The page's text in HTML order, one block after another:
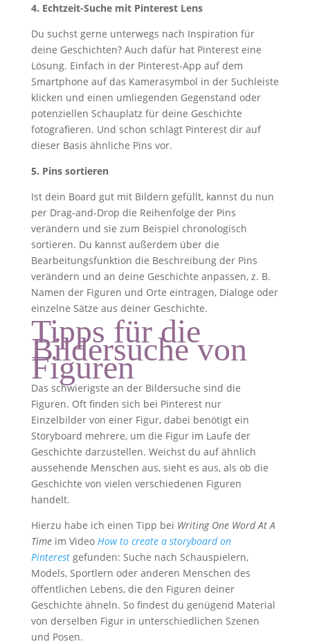
4. Echtzeit-Suche mit Pinterest Lens
Du suchst gerne unterwegs nach Inspiration für
deine Geschichten? Auch dafür hat Pinterest eine
Lösung. Einfach in der Pinterest-App auf dem
Smartphone auf das Kamerasymbol in der Suchleiste
klicken und einen umliegenden Gegenstand oder
potenziellen Schauplatz für deine Geschichte
fotografieren. Und schon schlägt Pinterest dir auf
dieser Basis ähnliche Pins vor.
5. Pins sortieren
Ist dein Board gut mit Bildern gefüllt, kannst du nun
per Drag-and-Drop die Reihenfolge der Pins
verändern und sie zum Beispiel chronologisch
sortieren. Du kannst außerdem über die
Bearbeitungsfunktion die Beschreibung der Pins
verändern und an deine Geschichte anpassen, z. B.
Namen der Figuren und Orte eintragen, Dialoge oder
einzelne Sätze aus deiner Geschichte.
Tipps für die
Bildersuche von
Figuren
Das schwierigste an der Bildersuche sind die
Figuren. Oft finden sich bei Pinterest nur
Einzelbilder von einer Figur, dabei benötigt ein
Storyboard mehrere, um die Figur im Laufe der
Geschichte darzustellen. Weichst du auf ähnlich
aussehende Menschen aus, sieht es aus, als ob die
Geschichte von vielen verschiedenen Figuren
handelt.
Hierzu habe ich einen Tipp bei Writing One Word At A
Timeim Video How to create a storyboard on
Pinterestgefunden: Suche nach Schauspielern,
Models, Sportlern oder anderen Menschen des
öffentlichen Lebens, die den Figuren deiner
Geschichte ähneln. So findest du genügend Material
von derselben Figur in unterschiedlichen Szenen
und Posen.